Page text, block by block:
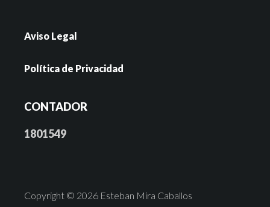
Aviso Legal
Política de Privacidad
CONTADOR
1801549
Copyright © 2026 Esteban Mira Caballos